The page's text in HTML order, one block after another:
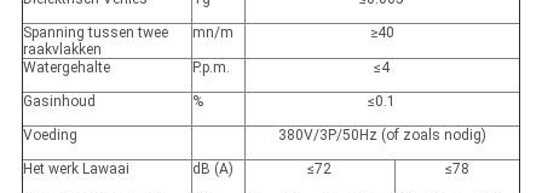
Spanning tussen twee
raakvlakken
mn/m ≥40
Watergehalte P.p.m.
≤4
Gasinhoud
%
≤0.1
Voeding
380V/3P/50Hz (of zoals nodig)
Het werk Lawaai
dB (A) ≤72
≤78